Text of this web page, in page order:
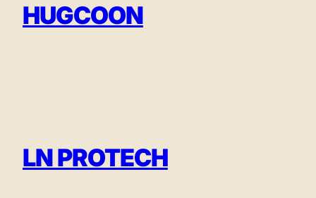
HUGCOON
LN PROTECH